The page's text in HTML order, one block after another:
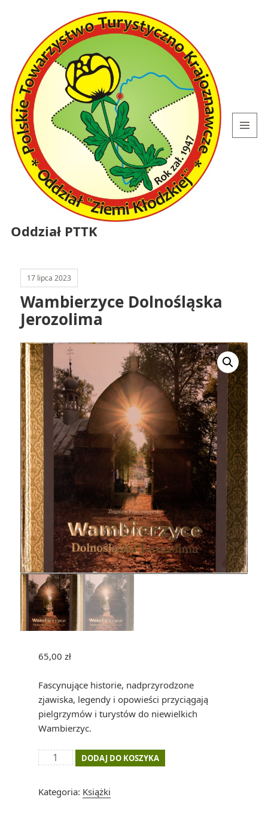
Oddział PTTK
17 lipca 2023
Wambierzyce Dolnośląska
Jerozolima
65,00 zł
Fascynujące historie, nadprzyrodzone
zjawiska, legendy i opowieści przyciągają
pielgrzymów i turystów do niewielkich
Wambierzyc.
ilość
Jerozolima
DODAJ DO KOSZYKA
Kategoria: Książki